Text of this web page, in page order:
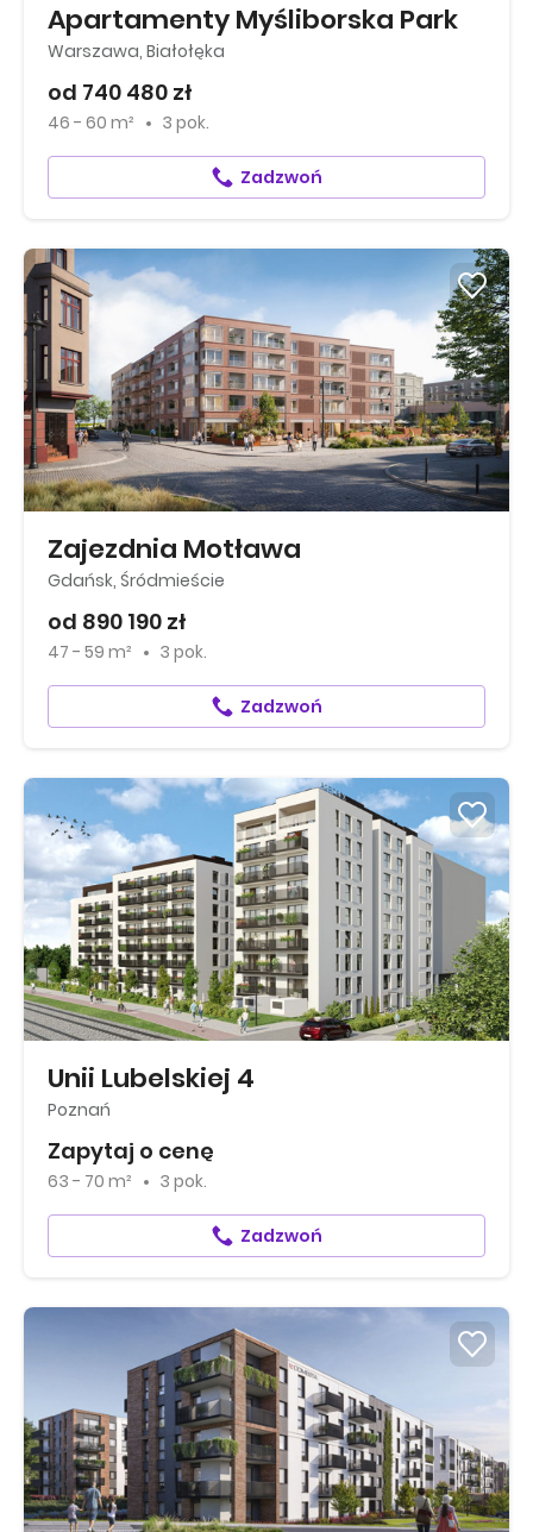
Apartamenty Myśliborska Park
Warszawa, Białołęka
od 740 480 zł
46 - 60 m² 3 pok.
Zadzwoń
Zajezdnia Motława
Gdańsk, Śródmieście
od 890 190 zł
47 - 59 m² 3 pok.
Zadzwoń
Unii Lubelskiej 4
Poznań
Zapytaj o cenę
63 - 70 m² 3 pok.
Zadzwoń